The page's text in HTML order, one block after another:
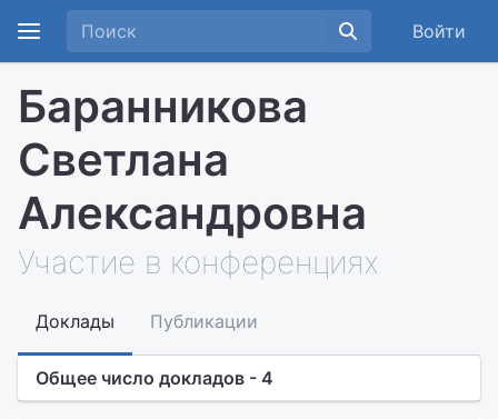
Войти
Баранникова
Светлана
Александровна
Участие в конференциях
Доклады Публикации
Общее число докладов - 4